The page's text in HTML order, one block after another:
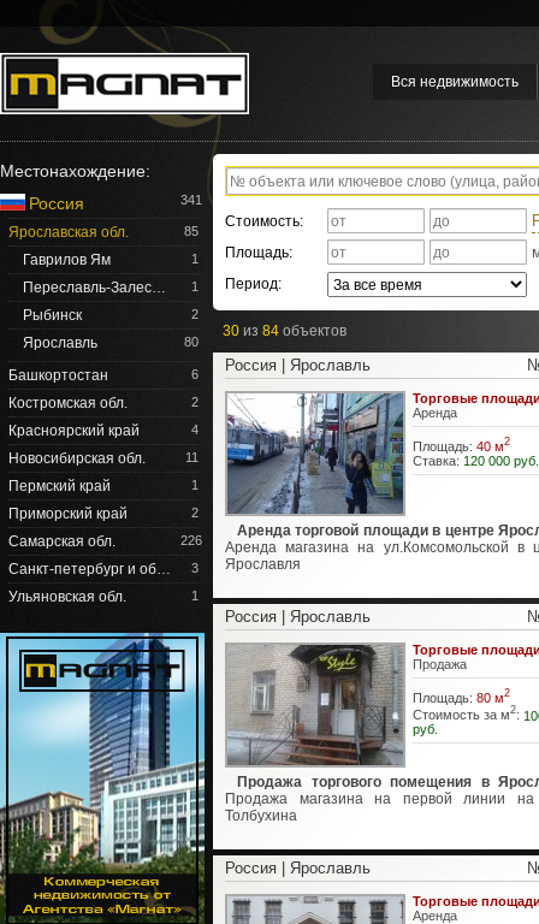
Вся недвижимость
Местонахождение:
Россия
341
Ярославская обл. 85
Гаврилов Ям 1
Переславль-Залес… 1
Рыбинск 2
Ярославль 80
Башкортостан 6
Костромская обл. 2
Красноярский край 4
Новосибирская обл. 11
Пермский край 1
Приморский край 2
Самарская обл. 226
Санкт-петербург и об… 3
Ульяновская обл. 1
Стоимость:
Площадь:
Период:
30 из 84 объектов
Россия | Ярославль
Торговые
Аренда
Площадь: 40 м2
Ставка: 120 000 руб.
Аренда торговой площади в центре
Аренда магазина на ул.Комсомольской в
Ярославля
Россия | Ярославль
Торговые
Продажа
Площадь: 80 м2
Стоимость за м2:
руб.
Продажа торгового помещения в
Продажа магазина на первой линии на
Толбухина
Россия | Ярославль
Торговые
Аренда